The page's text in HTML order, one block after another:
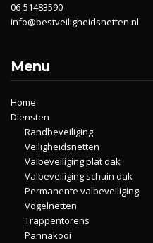
06-51483590
info@bestveiligheidsnetten.nl
Menu
Home
Diensten
Randbeveiliging
Veiligheidsnetten
Valbeveiliging plat dak
Valbeveiliging schuin dak
Permanente valbeveiliging
Vogelnetten
Trappentorens
Pannakooi